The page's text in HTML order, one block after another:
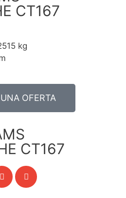
CT167
kg
OFERTA
CT167